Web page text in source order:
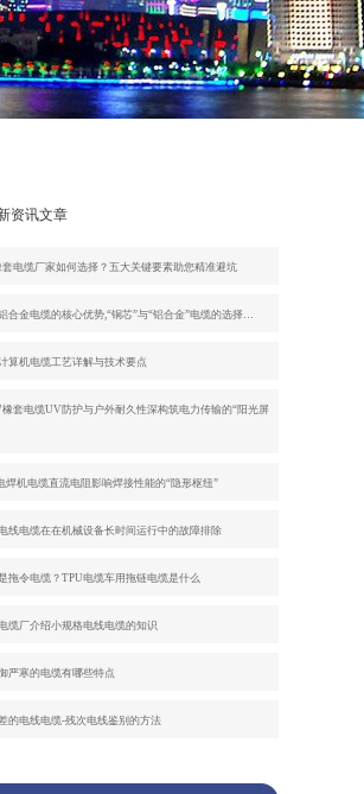
资讯文章
电缆厂家如何选择？五大关键要素助您精准避坑
合金电缆的核心优势,“铜芯”与“铝合金”电缆的选择…
算机电缆工艺详解与技术要点
套电缆UV防护与户外耐久性深构筑电力传输的“阳光屏
焊机电缆直流电阻影响焊接性能的“隐形枢纽”
线电缆在在机械设备长时间运行中的故障排除
拖令电缆？TPU电缆车用拖链电缆是什么
缆厂介绍小规格电线电缆的知识
严寒的电缆有哪些特点
的电线电缆-残次电线鉴别的方法